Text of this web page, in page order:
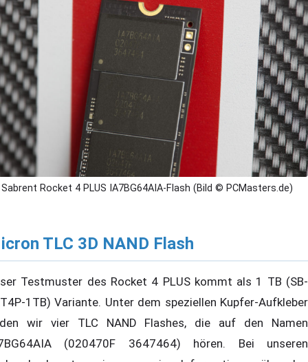
Sabrent Rocket 4 PLUS IA7BG64AIA-Flash (Bild © PCMasters.de)
TLC 3D NAND Flash
Testmuster des Rocket 4 PLUS kommt als 1 TB (SB-
1TB) Variante. Unter dem speziellen Kupfer-Aufkleber
wir vier TLC NAND Flashes, die auf den Namen
(020470F 3647464) hören. Bei unseren